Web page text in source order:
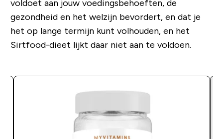
voldoet aan jouw voedingsbehoeften, de
gezondheid en het welzijn bevordert, en dat je
het op lange termijn kunt volhouden, en het
Sirtfood-dieet lijkt daar niet aan te voldoen.